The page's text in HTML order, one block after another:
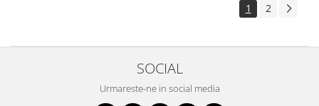
1 2
SOCIAL
Urmareste-ne in social media